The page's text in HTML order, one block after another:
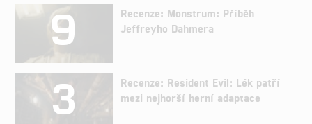
9
Recenze: Monstrum: Příběh
Jeffreyho Dahmera
3
Recenze: Resident Evil: Lék patří
mezi nejhorší herní adaptace